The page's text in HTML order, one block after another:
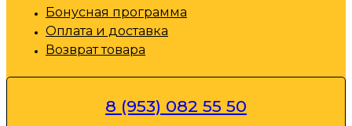
Бонусная программа
Оплата и доставка
Возврат товара
8 (953) 082 55 50